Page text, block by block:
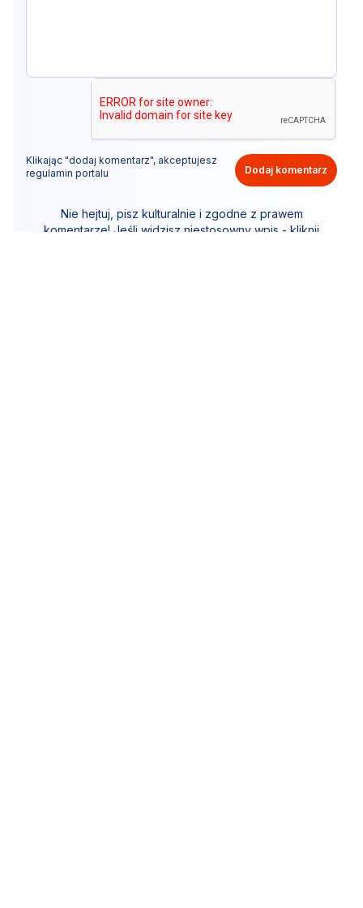
Klikając "dodaj komentarz", akceptujesz
regulamin portalu
Dodaj komentarz
Nie hejtuj, pisz kulturalnie i zgodne z prawem
komentarze! Jeśli widzisz niestosowny wpis - kliknij